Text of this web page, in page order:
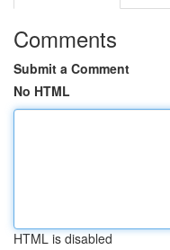
Comments
Submit a Comment
No HTML
HTML is disabled